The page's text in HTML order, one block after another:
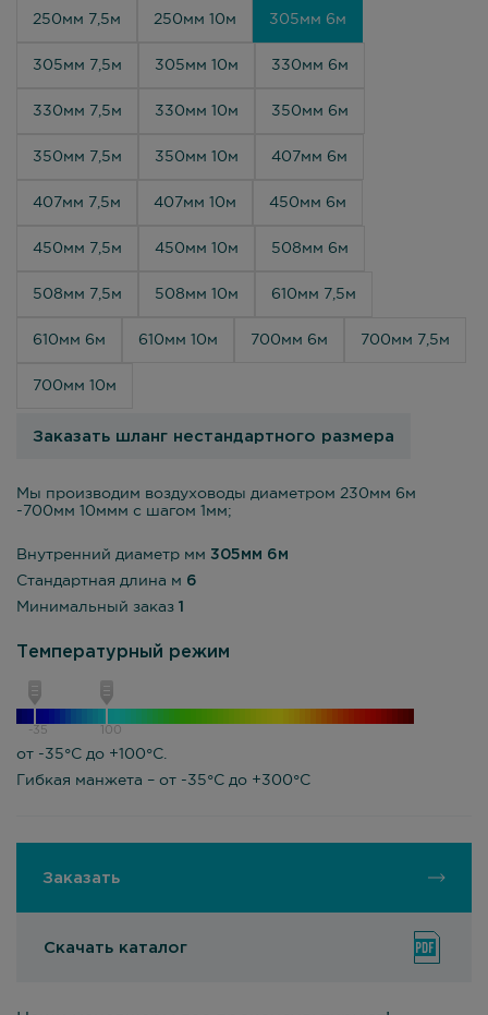
250мм 7,5м 250мм 10м 305мм 6м
305мм 7,5м 305мм 10м 330мм 6м
330мм 7,5м 330мм 10м 350мм 6м
350мм 7,5м 350мм 10м 407мм 6м
407мм 7,5м 407мм 10м 450мм 6м
450мм 7,5м 450мм 10м 508мм 6м
508мм 7,5м 508мм 10м 610мм 7,5м
610мм 6м 610мм 10м 700мм 6м 700мм 7,5м
700мм 10м
Заказать шланг нестандартного размера
Мы производим воздуховоды диаметром 230мм 6м
-700мм 10ммм с шагом 1мм;
Внутренний диаметр мм 305мм 6м
Стандартная длина м 6
Минимальный заказ 1
Температурный режим
-35 100
от -35°С до +100°С.
Гибкая манжета – от -35°С до +300°С
Заказать
Скачать каталог